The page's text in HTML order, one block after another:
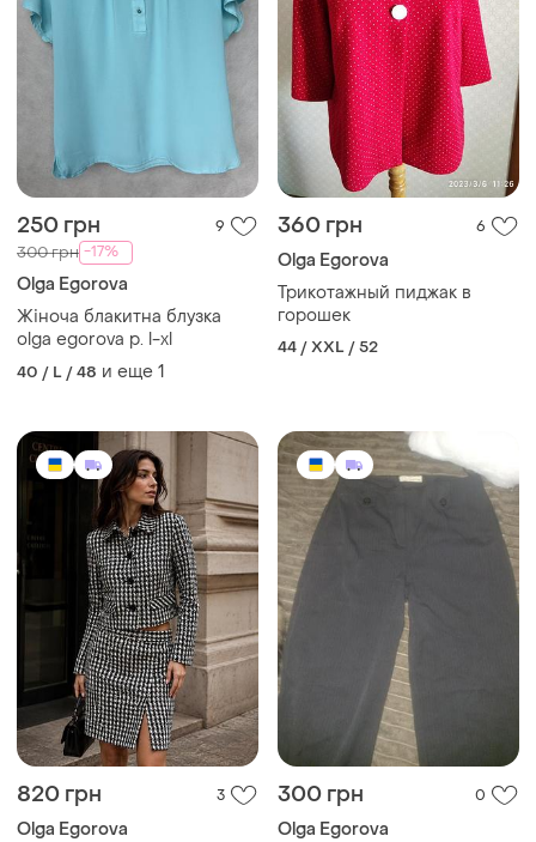
250 грн 9
300 грн -17%
Olga Egorova
Жіноча блакитна блузка
olga egorova р. l-xl
40 / L / 48 и еще 1
360 грн 6
Olga Egorova
Трикотажный пиджак в
горошек
44 / XXL / 52
820 грн 3
Olga Egorova
300 грн 0
Olga Egorova